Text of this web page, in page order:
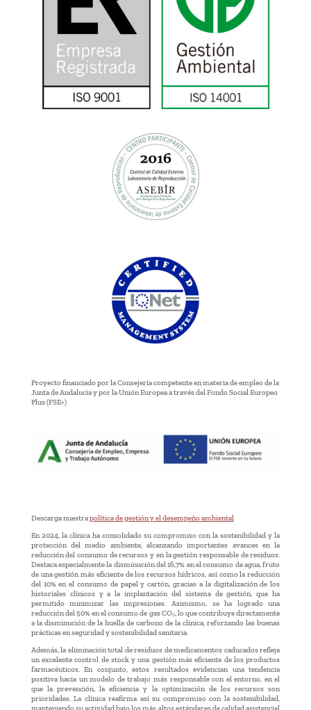
Proyecto financiado por la Consejería competente en materia de empleo de la
Junta de Andalucía y por la Unión Europea a través del Fondo Social Europeo
Plus (FSE+)
Descarga nuestrapolítica de gestión y el desempeño ambiental
En 2024, la clínica ha consolidado su compromiso con la sostenibilidad y la
protección del medio ambiente, alcanzando importantes avances en la
reducción del consumo de recursos y en la gestión responsable de residuos.
Destaca especialmente la disminución del 16,7% en el consumo de agua, fruto
de una gestión más eficiente de los recursos hídricos, así como la reducción
del 10% en el consumo de papel y cartón, gracias a la digitalización de los
historiales clínicos y a la implantación del sistema de gestión, que ha
permitido minimizar las impresiones. Asimismo, se ha logrado una
reducción del 50% en el consumo de gas CO₂, lo que contribuye directamente
a la disminución de la huella de carbono de la clínica, reforzando las buenas
prácticas en seguridad y sostenibilidad sanitaria.
Además, la eliminación total de residuos de medicamentos caducados refleja
un excelente control de stock y una gestión más eficiente de los productos
farmacéuticos. En conjunto, estos resultados evidencian una tendencia
positiva hacia un modelo de trabajo más responsable con el entorno, en el
que la prevención, la eficiencia y la optimización de los recursos son
prioridades. La clínica reafirma así su compromiso con la sostenibilidad,